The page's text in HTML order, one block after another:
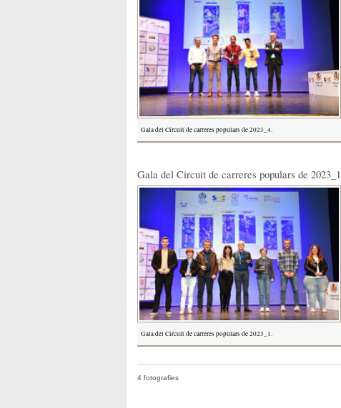
Gala del Circuit de carreres populars de 2023_4.
Gala del Circuit de carreres populars de 2023_1
Gala del Circuit de carreres populars de 2023_1.
4 fotografies